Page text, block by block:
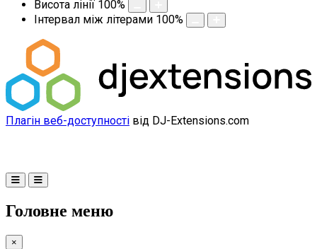
Висота лінії 100%
Інтервал між літерами 100%
Плагін веб-доступності від DJ-Extensions.com
Головне меню
×